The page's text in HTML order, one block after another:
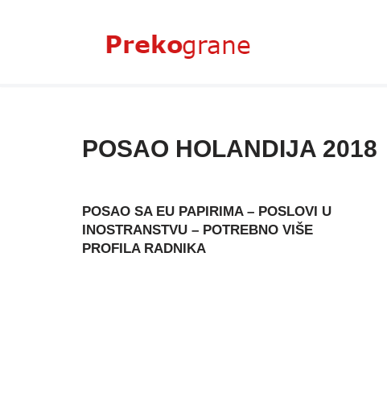
POSAO HOLANDIJA 2018
POSAO SA EU PAPIRIMA – POSLOVI U
INOSTRANSTVU – POTREBNO VIŠE
PROFILA RADNIKA